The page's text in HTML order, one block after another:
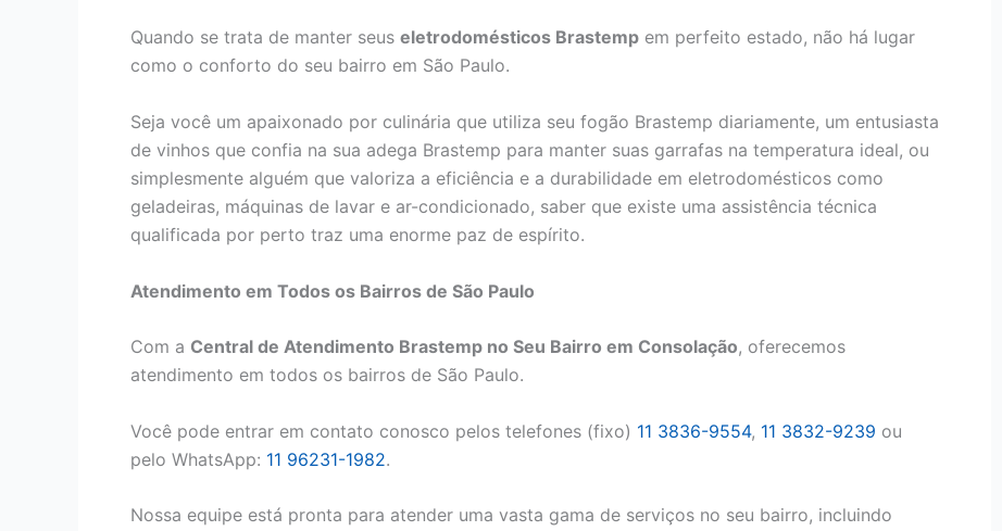
Quando se trata de manter seus eletrodomésticos Brastemp em perfeito estado, não há lugar
como o conforto do seu bairro em São Paulo.
Seja você um apaixonado por culinária que utiliza seu fogão Brastemp diariamente, um entusiasta
de vinhos que confia na sua adega Brastemp para manter suas garrafas na temperatura ideal, ou
simplesmente alguém que valoriza a eficiência e a durabilidade em eletrodomésticos como
geladeiras, máquinas de lavar e ar-condicionado, saber que existe uma assistência técnica
qualificada por perto traz uma enorme paz de espírito.
Atendimento em Todos os Bairros de São Paulo
Com a Central de Atendimento Brastemp no Seu Bairro em Consolação, oferecemos
atendimento em todos os bairros de São Paulo.
Você pode entrar em contato conosco pelos telefones (fixo) 11 3836-9554, 11 3832-9239 ou
pelo WhatsApp: 11 96231-1982.
Nossa equipe está pronta para atender uma vasta gama de serviços no seu bairro, incluindo